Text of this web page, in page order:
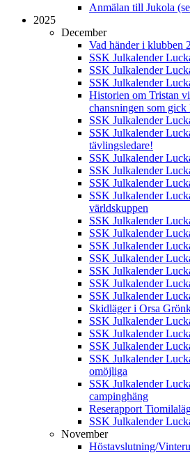
Anmälan till Jukola
2025
December
Vad händer i klubben
SSK Julkalender
SSK Julkalender
SSK Julkalender
Historien om Tristan
chansningen som gick
SSK Julkalender
SSK Julkalender
tävlingsledare!
SSK Julkalender
SSK Julkalender
SSK Julkalender
SSK Julkalender
världskuppen
SSK Julkalender
SSK Julkalender
SSK Julkalender
SSK Julkalender
SSK Julkalender
SSK Julkalender
SSK Julkalender
Skidläger i Orsa
SSK Julkalender
SSK Julkalender
SSK Julkalender
SSK Julkalender
omöjliga
SSK Julkalender
campinghäng
Reserapport
SSK Julkalender
November
Höstavslutning/